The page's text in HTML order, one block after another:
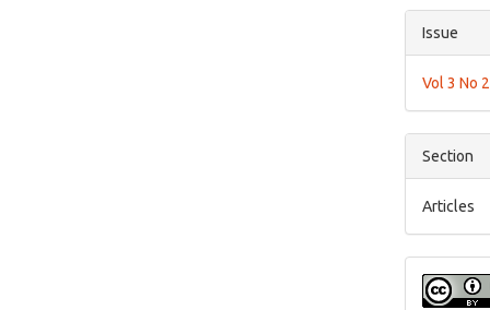
Article
Issue
Vol 3 No
Section
Articles